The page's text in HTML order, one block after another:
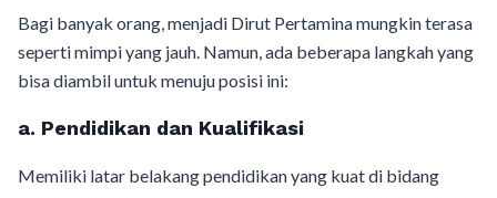
Bagi banyak orang, menjadi Dirut Pertamina mungkin terasa
seperti mimpi yang jauh. Namun, ada beberapa langkah yang
bisa diambil untuk menuju posisi ini:
a. Pendidikan dan Kualifikasi
Memiliki latar belakang pendidikan yang kuat di bidang